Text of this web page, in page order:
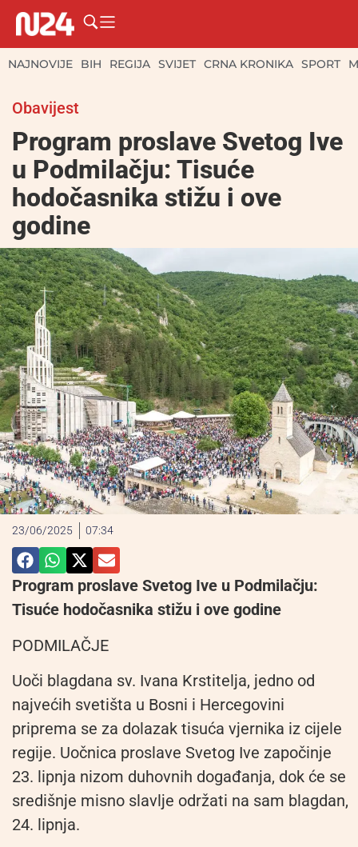
NAJNOVIJE BIH REGIJA SVIJET CRNA KRONIKA SPORT
Obavijest
Program proslave Svetog Ive
u Podmilačju: Tisuće
hodočasnika stižu i ove
godine
23/06/2025 07:34
Program proslave Svetog Ive u Podmilačju:
Tisuće hodočasnika stižu i ove godine
PODMILAČJE
Uoči blagdana sv. Ivana Krstitelja, jedno od
najvećih svetišta u Bosni i Hercegovini
priprema se za dolazak tisuća vjernika iz cijele
regije. Uočnica proslave Svetog Ive započinje
23. lipnja nizom duhovnih događanja, dok će se
središnje misno slavlje održati na sam blagdan,
24. lipnja.